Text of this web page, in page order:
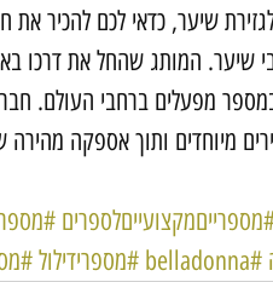
שיער, כדאי לכם להכיר
שיער. המותג שהחל את דרכו
מפעלים ברחבי העולם.
מיוחדים ותוך אספקה
#belladonna #מספרידילול